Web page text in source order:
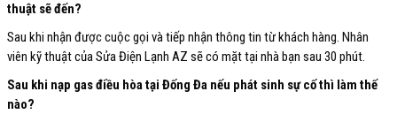
thuật sẽ đến?
Sau khi nhận được cuộc gọi và tiếp nhận thông tin từ khách hàng. Nhân
viên kỹ thuật của Sửa Điện Lạnh AZ sẽ có mặt tại nhà bạn sau 30 phút.
Sau khi nạp gas điều hòa tại Đống Đa nếu phát sinh sự cố thì làm thế
nào?